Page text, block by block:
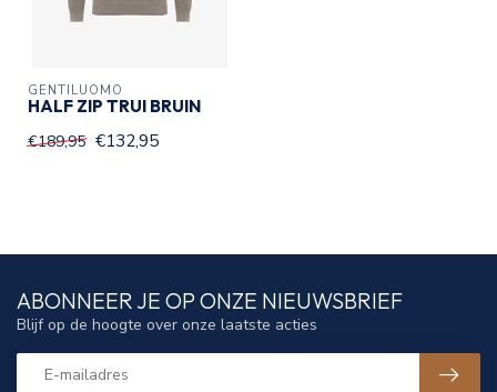
GENTILUOMO
HALF ZIP TRUI BRUIN
€189,95 €132,95
ABONNEER JE OP ONZE NIEUWSBRIEF
Blijf op de hoogte over onze laatste acties